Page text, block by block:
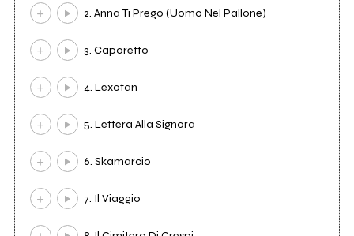
2. Anna Ti Prego (Uomo Nel Pallone)
3. Caporetto
4. Lexotan
5. Lettera Alla Signora
6. Skamarcio
7. Il Viaggio